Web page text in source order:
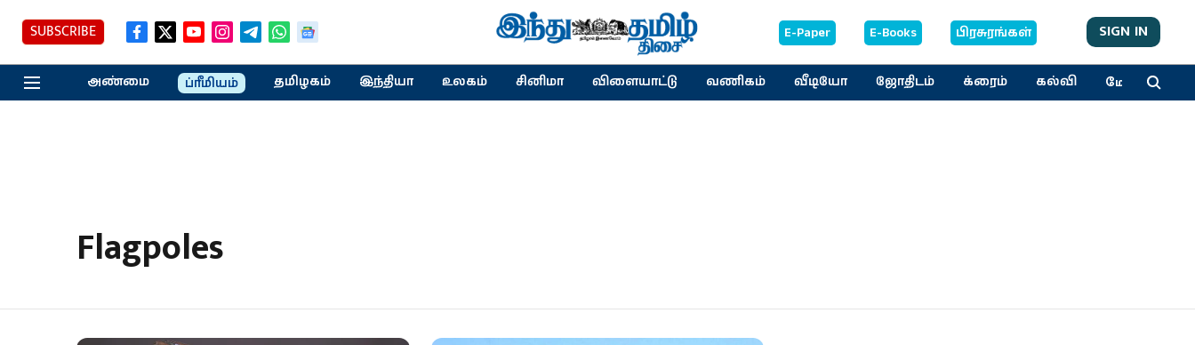
SUBSCRIBE E-Paper E-Books பிரசுரங்கள் SIGN IN
அண்மை ப்ரீமியம் தமிழகம் இந்தியா உலகம் சினிமா விளையாட்டு வணிகம் வீடியோ ஜோதிடம் க்ரைம் கல்வி மேலும்
Flagpoles